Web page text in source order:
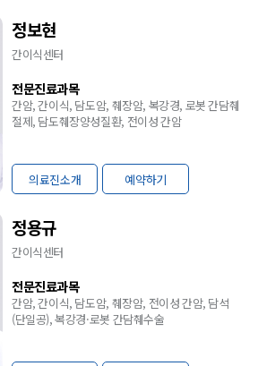
정보현
간이식센터
전문진료과목
간암, 간이식, 담도암, 췌장암, 복강경, 로봇 간담췌
절제, 담도췌장양성질환, 전이성 간암
의료진소개 예약하기
정용규
간이식센터
전문진료과목
간암, 간이식, 담도암, 췌장암, 전이성 간암, 담석
(단일공), 복강경·로봇 간담췌수술